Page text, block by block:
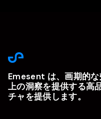
Emesent は、画期的
上の洞察を提供する高
チャを提供します。